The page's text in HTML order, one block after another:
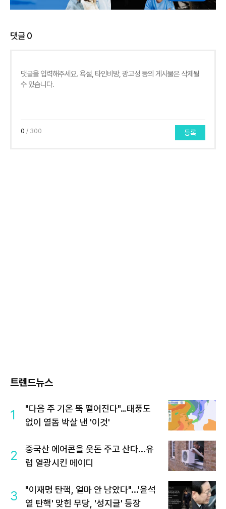
댓글0
0 / 300 등록
트렌드뉴스
1
"다음 주 기온 뚝 떨어진다"…태풍도
없이 열돔 박살 낸 '이것'
2
중국산 에어콘을 웃돈 주고 산다...유
럽 열광시킨 메이디
3
"이재명 탄핵, 얼마 안 남았다"...'윤석
열 탄핵' 맞힌 무당, '성지글' 등장